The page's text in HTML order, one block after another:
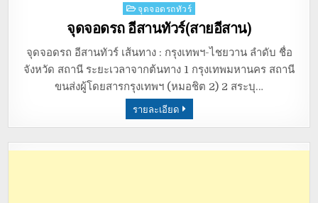
Posted
in
จุดจอดรถทัวร์
จุดจอดรถ อีสานทัวร์(สายอีสาน)
จุดจอดรถ อีสานทัวร์ เส้นทาง : กรุงเทพฯ-ไชยวาน ลำดับ ชื่อ
จังหวัด สถานี ระยะเวลาจากต้นทาง 1 กรุงเทพมหานคร สถานี
ขนส่งผู้โดยสารกรุงเทพฯ (หมอชิต 2) 2 สระบุ…
รายละเอียด